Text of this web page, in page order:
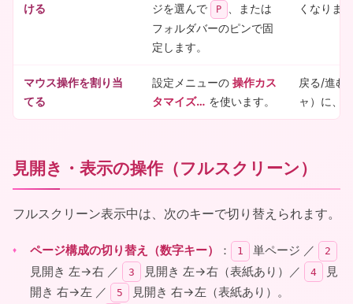
ける
ジを選んで
P
、または
フォルダバーのピンで固
定します。
くなりま
マウス操作を割り当
てる
設定メニューの 操作カス
タマイズ… を使います。
戻る/進む
ャ）に、
見開き・表示の操作（フルスクリーン）
フルスクリーン表示中は、次のキーで切り替えられます。
ページ構成の切り替え（数字キー） ： 1 単ページ ／ 2
見開き 左→右 ／ 3 見開き 左→右（表紙あり）／ 4
見
開き 右→左 ／
5
見開き 右→左（表紙あり）。